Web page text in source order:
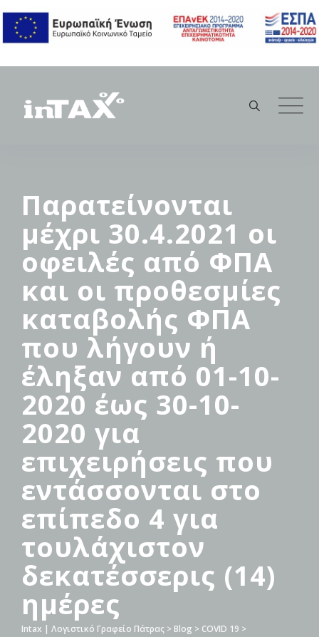
content
Παρατείνονται
μέχρι 30.4.2021 οι
οφειλές από ΦΠΑ
και οι προθεσμίες
καταβολής ΦΠΑ
που λήγουν ή
έληξαν από 01-10-
2020 έως 30-10-
2020 για
επιχειρήσεις που
εντάσσονται στο
επίπεδο 4 για
τουλάχιστον
δεκατέσσερις (14)
ημέρες
Intax | Λογιστικό Γραφείο Πάτρας > Blog > COVID 19 >